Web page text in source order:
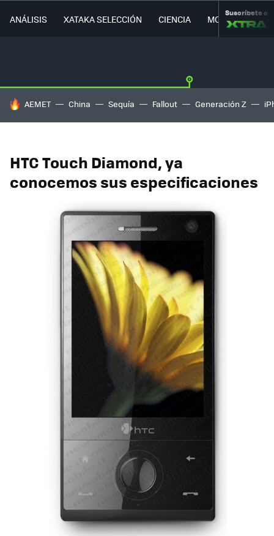
ANÁLISIS XATAKA SELECCIÓN CIENCIA MOVILIDAD
Suscríbete a
HOY SE HABLA DE
AEMET China Sequía Fallout Generación Z
HTC Touch Diamond, ya
conocemos sus especificaciones